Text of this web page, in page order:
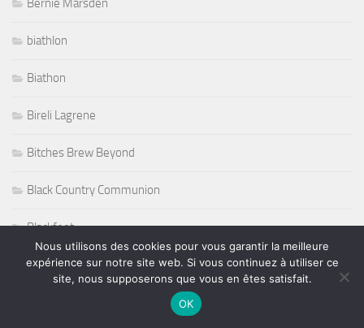
Bernie Marsden
biathlon
Biathon
Bireli Lagrene
Bitches Brew Beyond
Black Country Communion
Blackfoot
Bluegrass
Nous utilisons des cookies pour vous garantir la meilleure
expérience sur notre site web. Si vous continuez à utiliser ce
site, nous supposerons que vous en êtes satisfait.
OK